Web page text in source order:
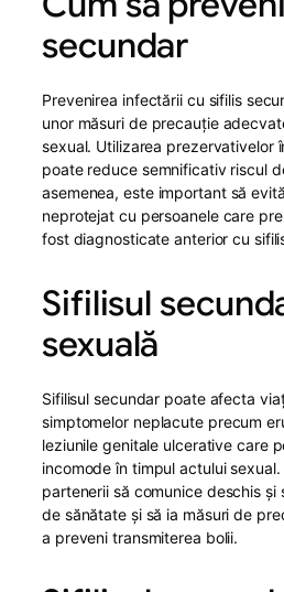
secundar
Prevenirea infectării cu sifilis
unor măsuri de precauție
sexual. Utilizarea prezervativelor
poate reduce semnificativ riscul
asemenea, este important să
neprotejat cu persoanele care
fost diagnosticate anterior cu
Sifilisul
sexuală
Sifilisul secundar poate afecta
simptomelor neplacute precum
leziunile genitale ulcerative care
incomode în timpul actului
partenerii să comunice deschis și
de sănătate și să ia măsuri de
a preveni transmiterea bolii.